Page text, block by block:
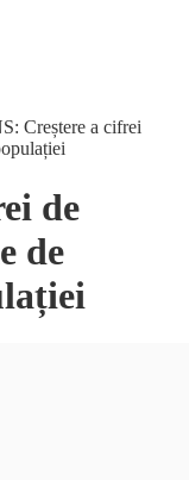
Creștere a cifrei
de
de